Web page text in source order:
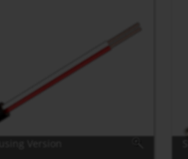
Version